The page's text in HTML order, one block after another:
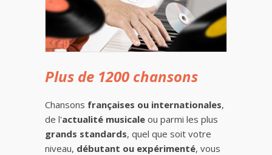
Plus de 1200 chansons
Chansons françaises ou internationales,
de l'actualité musicale ou parmi les plus
grands standards, quel que soit votre
niveau, débutant ou expérimenté, vous